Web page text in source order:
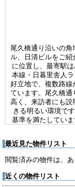
尾久橋通り沿いの
ル、日清ビルをご
に位置し、最寄駅
本線・日暮里舎人
好立地で、複数路線
ています。尾久橋
高く、来訪者にも
きる明るい環境で
基準を満たしてい
を快適に迎え入れ
れ、スムーズな移動
ーも完備されてお
24時間使用可能で
が可能です。貸室
最近見た物件リスト
閲覧済みの物件は、あ
近くの物件リスト